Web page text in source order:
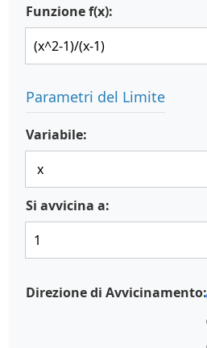
Funzione f(x):
Parametri del Limite
Variabile:
Si avvicina a:
Direzione di Avvicinamento: